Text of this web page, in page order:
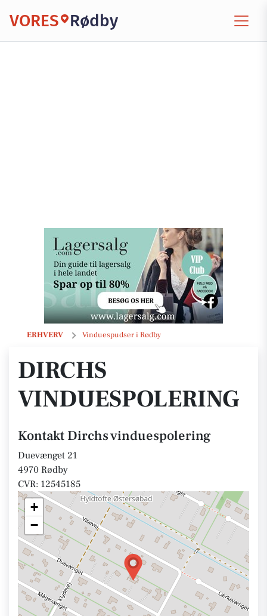
VORES Rødby
ERHVERV Vinduespudser i Rødby
Dirchs vinduespolering
DIRCHS
VINDUESPOLERING
Kontakt Dirchs vinduespolering
Duevænget 21
4970 Rødby
CVR: 12545185
+
−